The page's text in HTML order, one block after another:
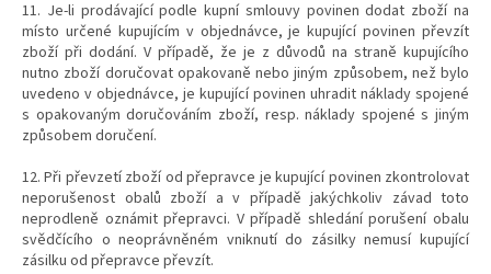
11. Je-li prodávající podle kupní smlouvy povinen dodat zboží na
místo určené kupujícím v objednávce, je kupující povinen převzít
zboží při dodání. V případě, že je z důvodů na straně kupujícího
nutno zboží doručovat opakovaně nebo jiným způsobem, než bylo
uvedeno v objednávce, je kupující povinen uhradit náklady spojené
s opakovaným doručováním zboží, resp. náklady spojené s jiným
způsobem doručení.
12. Při převzetí zboží od přepravce je kupující povinen zkontrolovat
neporušenost obalů zboží a v případě jakýchkoliv závad toto
neprodleně oznámit přepravci. V případě shledání porušení obalu
svědčícího o neoprávněném vniknutí do zásilky nemusí kupující
zásilku od přepravce převzít.